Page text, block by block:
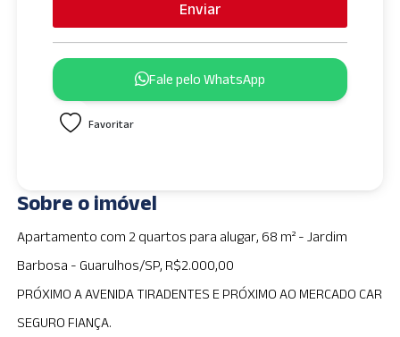
e
d
t
a
+
1
Enviar
Fale pelo WhatsApp
Favoritar
Sobre o imóvel
Apartamento com 2 quartos para alugar, 68 m² - Jardim
Barbosa - Guarulhos/SP, R$2.000,00
PRÓXIMO A AVENIDA TIRADENTES E PRÓXIMO AO MERCADO CAR
SEGURO FIANÇA.